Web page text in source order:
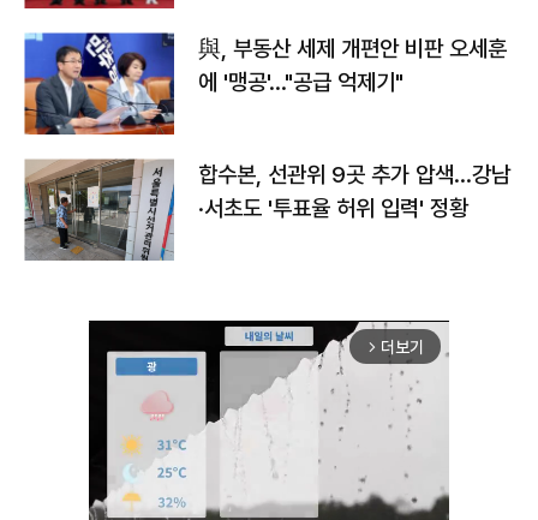
與, 부동산 세제 개편안 비판 오세훈
에 '맹공'…"공급 억제기"
합수본, 선관위 9곳 추가 압색…강남
·서초도 '투표율 허위 입력' 정황
arrow_forward_ios 더보기